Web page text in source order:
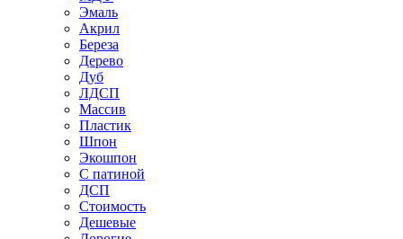
Эмаль
Акрил
Береза
Дерево
Дуб
ЛДСП
Массив
Пластик
Шпон
Экошпон
С патиной
ДСП
Стоимость
Дешевые